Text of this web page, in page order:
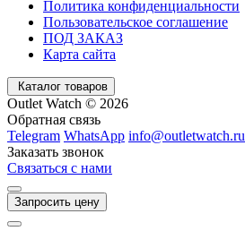
Политика конфиденциальности
Пользовательское соглашение
ПОД ЗАКАЗ
Карта сайта
Каталог товаров
Outlet Watch © 2026
Обратная связь
Telegram WhatsApp info@outletwatch.ru
Заказать звонок
Связаться с нами
Запросить цену